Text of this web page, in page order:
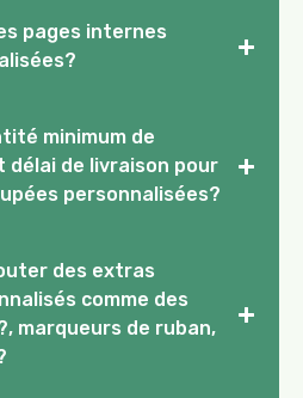
pages internes
+
minimum de
délai de livraison pour
personnalisées?
+
des extras
comme des
marqueurs de ruban,
+